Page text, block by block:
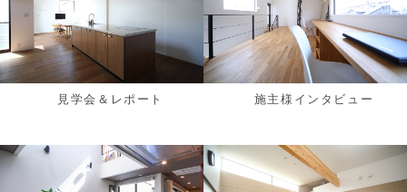
見学会＆レポート 施主様インタビュー